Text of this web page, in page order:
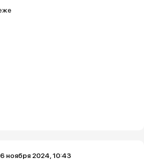
ноября 2024, 10:43